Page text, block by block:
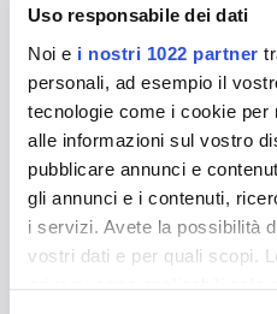
Uso responsabile dei dati
Noi e i nostri 1022 partner
personali, ad esempio il
tecnologie come i cookie
alle informazioni sul vostro
pubblicare annunci e
gli annunci e i contenuti,
i servizi. Avete la possibilità
vostri dati e per quali scopi.
Paccofacile.it.
Come pagare il servizio
domicilio
Pagare il servizio di
molto semplice, perché si
Paccofacile.it ti permette
che preferisci: con